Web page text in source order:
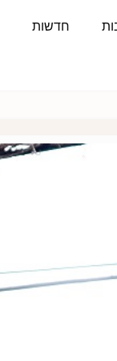
חדשות